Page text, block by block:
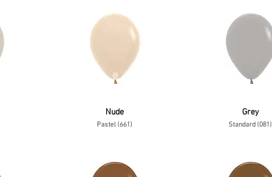
Nude
Pastel (661)
Grey
Standard (081)